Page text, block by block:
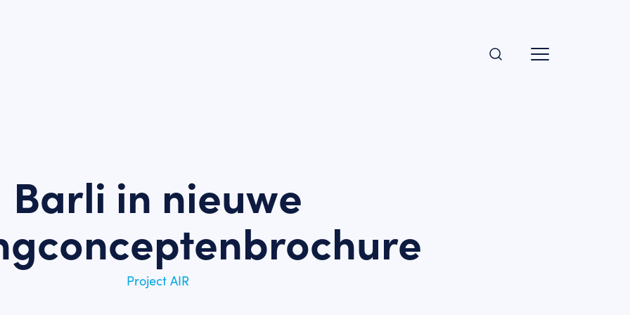
Barli in nieuwe
Project AIR